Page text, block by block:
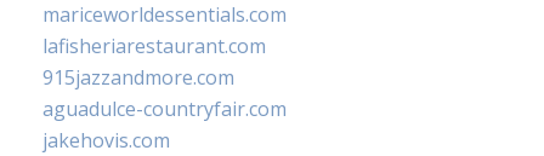
mariceworldessentials.com
lafisheriarestaurant.com
915jazzandmore.com
aguadulce-countryfair.com
jakehovis.com